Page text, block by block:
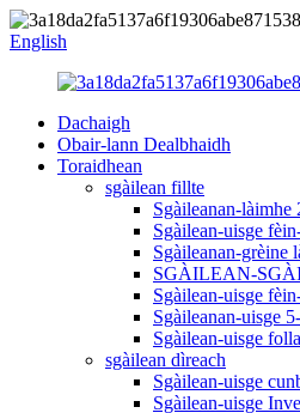
English
Dachaigh
Obair-lann Dealbhaidh
Toraidhean
sgàilean fillte
Sgàileanan-làimhe
Sgàilean-uisge
Sgàileanan-grèine
SGÀILEAN-
Sgàilean-uisge
Sgàileanan-uisge
Sgàilean-uisge
sgàilean dìreach
Sgàilean-uisge
Sgàilean-uisge